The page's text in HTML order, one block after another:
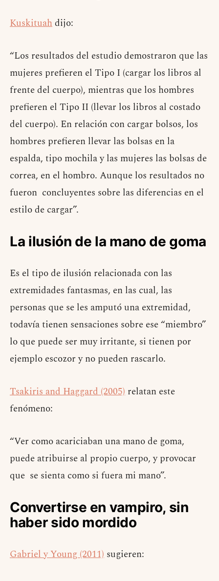
Kuskituahdijo:
“Los resultados del estudio demostraron que las
mujeres prefieren el Tipo I (cargar los libros al
frente del cuerpo), mientras que los hombres
prefieren el Tipo II (llevar los libros al costado
del cuerpo). En relación con cargar bolsos, los
hombres prefieren llevar las bolsas en la
espalda, tipo mochila y las mujeres las bolsas de
correa, en el hombro. Aunque los resultados no
fueron concluyentes sobre las diferencias en el
estilo de cargar”.
La ilusión de la mano de goma
Es el tipo de ilusión relacionada con las
extremidades fantasmas, en las cual, las
personas que se les amputó una extremidad,
todavía tienen sensaciones sobre ese “miembro”
lo que puede ser muy irritante, si tienen por
ejemplo escozor y no pueden rascarlo.
Tsakiris and Haggard (2005) relatan este
fenómeno:
“Ver como acariciaban una mano de goma,
puede atribuirse al propio cuerpo, y provocar
que se sienta como si fuera mi mano”.
Convertirse en vampiro, sin
haber sido mordido
Gabriel y Young (2011) sugieren: